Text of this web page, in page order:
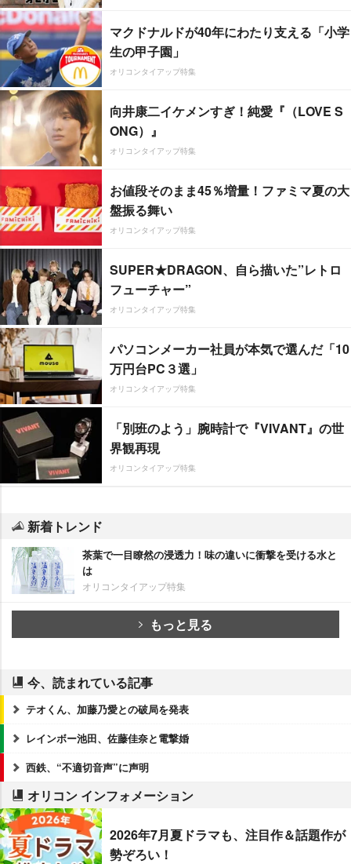
マクドナルドが40年にわたり支える「小学
生の甲子園」
オリコンタイアップ特集
向井康二イケメンすぎ！純愛『（LOVE S
ONG）』
オリコンタイアップ特集
お値段そのまま45％増量！ファミマ夏の大
盤振る舞い
オリコンタイアップ特集
SUPER★DRAGON、自ら描いた”レトロ
フューチャー”
オリコンタイアップ特集
パソコンメーカー社員が本気で選んだ「10
万円台PC３選」
オリコンタイアップ特集
「別班のよう」腕時計で『VIVANT』の世
界観再現
オリコンタイアップ特集
新着トレンド
茶葉で一目瞭然の浸透力！味の違いに衝撃を受ける水と
は
オリコンタイアップ特集
もっと見る
今、読まれている記事
テオくん、加藤乃愛との破局を発表
レインボー池田、佐藤佳奈と電撃婚
西鉄、“不適切音声”に声明
オリコン インフォメーション
2026年7月夏ドラマも、注目作＆話題作が
勢ぞろい！